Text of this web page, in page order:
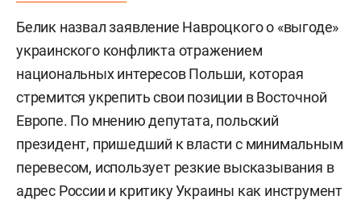
Белик назвал заявление Навроцкого о «выгоде»
украинского конфликта отражением
национальных интересов Польши, которая
стремится укрепить свои позиции в Восточной
Европе. По мнению депутата, польский
президент, пришедший к власти с минимальным
перевесом, использует резкие высказывания в
адрес России и критику Украины как инструмент